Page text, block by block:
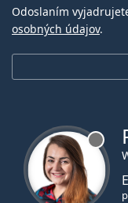
Odoslaním
osobných údajov.